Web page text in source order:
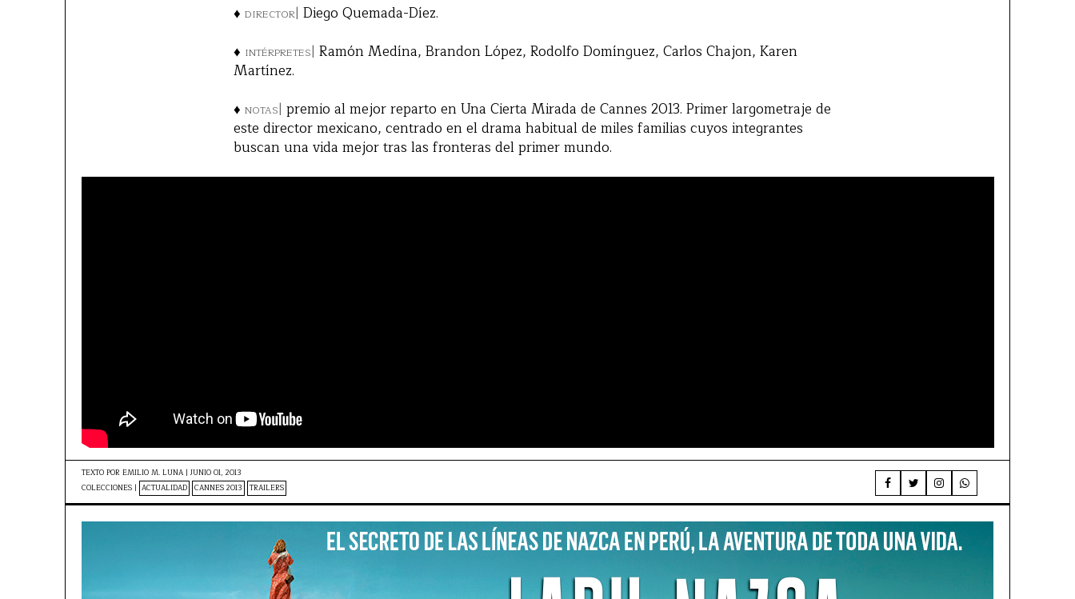
♦ director| Diego Quemada-Díez.
♦ intérpretes| Ramón Medína, Brandon López, Rodolfo Domínguez, Carlos Chajon, Karen
Martínez.
♦ notas| premio al mejor reparto en Una Cierta Mirada de Cannes 2013. Primer largometraje de
este director mexicano, centrado en el drama habitual de miles familias cuyos integrantes
buscan una vida mejor tras las fronteras del primer mundo.
TEXTO POR EMILIO M. LUNA | JUNIO 01, 2013
COLECCIONES | ACTUALIDAD CANNES 2013 TRAILERS